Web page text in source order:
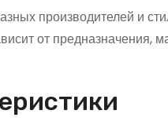
производителей и
от